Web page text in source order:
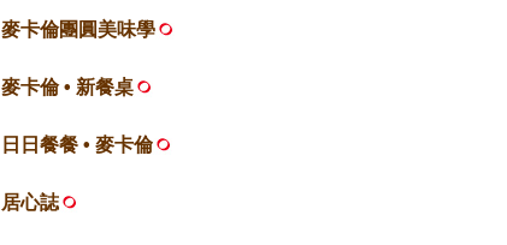
麥卡倫團圓美味學
麥卡倫 • 新餐桌
日日餐餐 • 麥卡倫
居心誌